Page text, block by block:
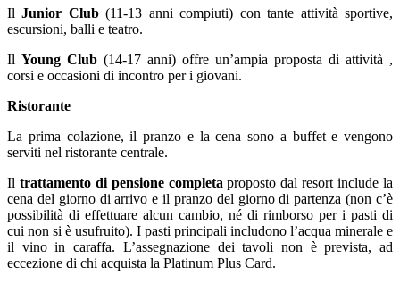
IlJunior Club(11-13 anni compiuti) con tante attività sportive,
escursioni, balli e teatro.
Il Young Club (14-17 anni) offre un’ampia proposta di attività ,
corsi e occasioni di incontro per i giovani.
Ristorante
La prima colazione, il pranzo e la cena sono a buffet e vengono
serviti nel ristorante centrale.
Il trattamento di pensione completa proposto dal resort include la
cena del giorno di arrivo e il pranzo del giorno di partenza (non c’è
possibilità di effettuare alcun cambio, né di rimborso per i pasti di
cui non si è usufruito). I pasti principali includono l’acqua minerale e
il vino in caraffa. L’assegnazione dei tavoli non è prevista, ad
eccezione di chi acquista la Platinum Plus Card.